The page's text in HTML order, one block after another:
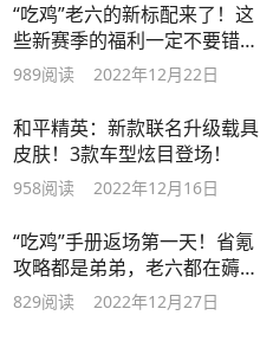
“吃鸡”老六的新标配来了！这
些新赛季的福利一定不要错
过！
989阅读 2022年12月22日
和平精英：新款联名升级载具
皮肤！3款车型炫目登场！
958阅读 2022年12月16日
“吃鸡”手册返场第一天！省氪
攻略都是弟弟，老六都在薅羊
毛！
829阅读 2022年12月27日